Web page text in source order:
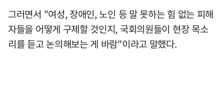
그러면서 "여성, 장애인, 노인 등 말 못하는 힘 없는 피해
자들을 어떻게 구제할 것인지, 국회의원들이 현장 목소
리를 듣고 논의해보는 게 바람"이라고 말했다.